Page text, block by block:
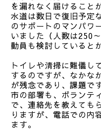
を漏れなく届けること
水道は数日で復旧予定
のサポートのマンパワ
いました（人数は250
動員も検討しているとか
トイレや清掃に難儀し
するのですが、なかな
が残念であり、課題です
市の部署も、ボランテ
で、連絡先を教えても
りますが、電話での内
ます。